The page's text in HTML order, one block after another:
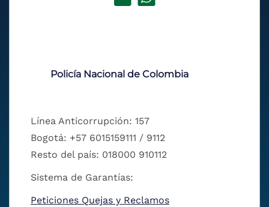
Policía Nacional de Colombia
Línea Anticorrupción: 157
Bogotá: +57 6015159111 / 9112
Resto del país: 018000 910112
Sistema de Garantías:
Peticiones Quejas y Reclamos